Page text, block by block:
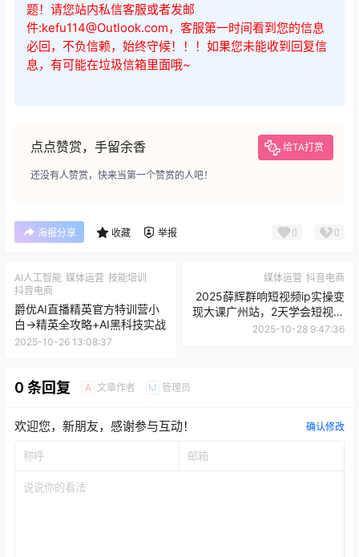
题！请您站内私信客服或者发邮
件:kefu114@Outlook.com，客服第一时间看到您的信息
必回，不负信赖，始终守候！！！如果您未能收到回复信
息，有可能在垃圾信箱里面哦~
点点赞赏，手留余香 给TA打赏
还没有人赞赏，快来当第一个赞赏的人吧！
海报分享 收藏 举报 0 0
AI人工智能 媒体运营 技能培训
抖音电商
爵优AI直播精英官方特训营小
白→精英全攻略+AI黑科技实战
2025-10-26 13:08:37
媒体运营 抖音电商
2025薛辉群响短视频ip实操变
现大课广州站，2天学会短视频
IP搞钱全流程零基础也能打造
2025-10-28 9:47:36
0 条回复 A 文章作者 M 管理员
欢迎您，新朋友，感谢参与互动！ 确认修改